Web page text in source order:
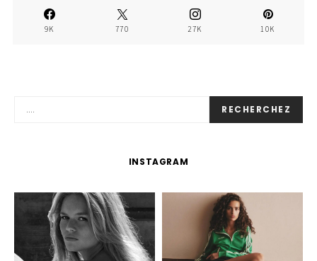
9K 770 27K 10K
RECHERCHEZ
INSTAGRAM